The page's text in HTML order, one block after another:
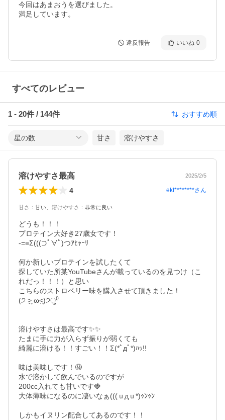
今回はあまおうを選びました。
満足しています。
違反報告 いいね 0
すべてのレビュー
1 - 20件 / 144件 おすすめ順
星の数 甘さ 溶けやすさ
溶けやすさ最高 2025/2/5
4 ekl********さん
甘さ ： 甘い 溶けやすさ ： 非常に良い
どうも！！！
プロテイン大好き27歳女です！
-=≡Σ(((⊃ﾟ∀ﾟ)つｱﾋｬｰﾘ
何か新しいプロテインを試したくて
探していた所某YouTubeさんが載っているのを見つけ（こ
れだっ！！！）と思い
こちらのストロベリー味を購入させて頂きました！
(੭ ˃̣̣̥ ω˂̣̣̥)੭ु⁾⁾
溶けやすさは最高です✨✨
たまに手に力が入らず振りが弱くても
綺麗に溶ける！！すごい！！Σ(*ﾟдﾟ*)ﾊｯ!!
味は美味しです！🤤
水で溶かして飲んでいるのですが
200cc入れても甘いです🍓
大体薄味になるのに凄いなぁ(((ｕдｕ*)ｩﾝｩﾝ
しかもイヌリン配合してあるのです！！